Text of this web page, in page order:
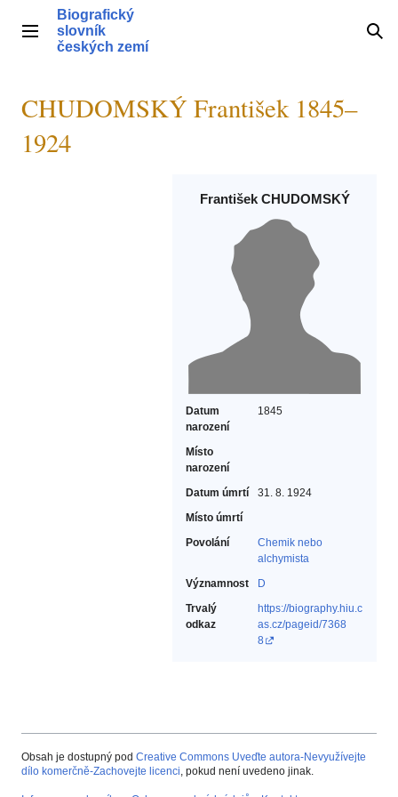
obsahHlavní menu
Biografický
slovník
českých zemí
CHUDOMSKÝ František 1845–
1924
František CHUDOMSKÝ
Datum
narození
1845
Místo
narození
Datum úmrtí
31. 8. 1924
Místo úmrtí
Povolání
Chemik nebo
alchymista‎
Významnost
D
Trvalý
odkaz
https://biography.hiu.c
as.cz/pageid/7368
8
Obsah je dostupný pod Creative Commons Uveďte autora-Nevyužívejte
dílo komerčně-Zachovejte licenci, pokud není uvedeno jinak.